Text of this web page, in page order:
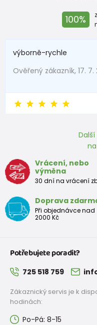
100%
výborně-rychle
Ověřený zákazník, 17. 7.
Vrácení, nebo
výměna
30 dní na vrácení
Doprava
Při objednávce nad
2000 Kč
Potřebujete poradit?
725 518 759
Zákaznický servis je k
hodinách:
Po-Pá: 8-15